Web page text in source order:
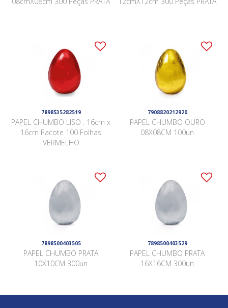
7898535282519
PAPEL CHUMBO LISO . 16cm x
16cm Pacote 100 Folhas
VERMELHO
7908820212920
PAPEL CHUMBO OURO
08X08CM 100un
7898500403505
PAPEL CHUMBO PRATA
10X10CM 300un
7898500403529
PAPEL CHUMBO PRATA
16X16CM 300un